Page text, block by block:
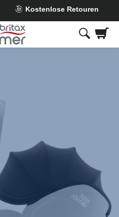
Kostenlose Retouren